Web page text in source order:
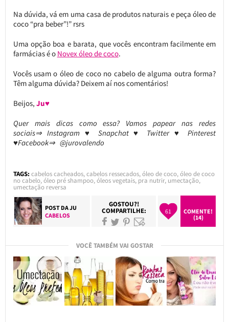
Na dúvida, vá em uma casa de produtos naturais e peça óleo de
coco “pra beber”!” rsrs
Uma opção boa e barata, que vocês encontram facilmente em
farmácias é o Novex óleo de coco.
Vocês usam o óleo de coco no cabelo de alguma outra forma?
Têm alguma dúvida? Deixem aí nos comentários!
Beijos, Ju♥
Quer mais dicas como essa? Vamos papear nas redes
sociais⇒ Instagram ♥ Snapchat ♥ Twitter ♥ Pinterest
♥Facebook⇒ @jurovalendo
TAGS: cabelos cacheados,cabelos ressecados,óleo de coco,óleo de coco
no cabelo,óleo pré shampoo,óleos vegetais, pra nutrir, umectação,
umectação reversa
POST DAJU
CABELOS
GOSTOU?!
COMPARTILHE: 61
COMENTE!
(14)
VOCÊ TAMBÉM VAI GOSTAR